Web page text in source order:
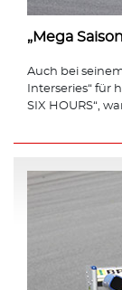
„Mega
Auch bei
Interseries“ für
SIX HOURS“,